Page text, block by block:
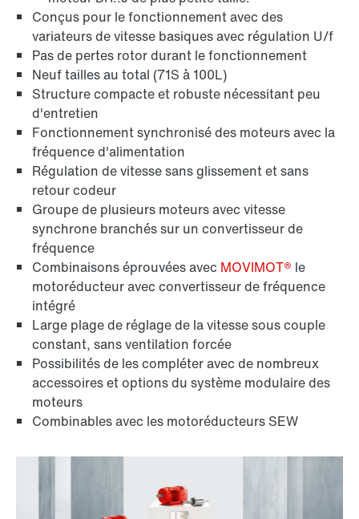
Protection de surface et protection anticorrosion
Codeurs
Conçus pour le fonctionnement avec des
variateurs de vitesse basiques avec régulation U/f
Pas de pertes rotor durant le fonctionnement
Neuf tailles au total (71S à 100L)
Structure compacte et robuste nécessitant peu
d'entretien
Fonctionnement synchronisé des moteurs avec la
fréquence d'alimentation
Régulation de vitesse sans glissement et sans
retour codeur
Groupe de plusieurs moteurs avec vitesse
synchrone branchés sur un convertisseur de
fréquence
Combinaisons éprouvées avec MOVIMOT® le
motoréducteur avec convertisseur de fréquence
intégré
Large plage de réglage de la vitesse sous couple
constant, sans ventilation forcée
Possibilités de les compléter avec de nombreux
accessoires et options du système modulaire des
moteurs
Combinables avec les motoréducteurs SEW